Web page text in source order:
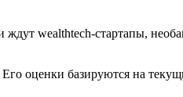
wealthtech-стартапы,
оценки базируются на